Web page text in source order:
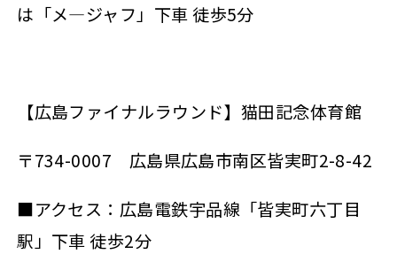
は「メ―ジャフ」下車 徒歩5分
【広島ファイナルラウンド】猫田記念体育館
〒734-0007 広島県広島市南区皆実町2-8-42
■アクセス：広島電鉄宇品線「皆実町六丁目
駅」下車 徒歩2分